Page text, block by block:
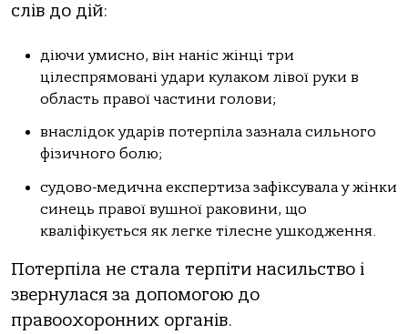
слів до дій:
діючи умисно, він наніс жінці три
цілеспрямовані удари кулаком лівої руки в
область правої частини голови;
внаслідок ударів потерпіла зазнала сильного
фізичного болю;
судово-медична експертиза зафіксувала у жінки
синець правої вушної раковини, що
кваліфікується як легке тілесне ушкодження.
Потерпіла не стала терпіти насильство і
звернулася за допомогою до
правоохоронних органів.